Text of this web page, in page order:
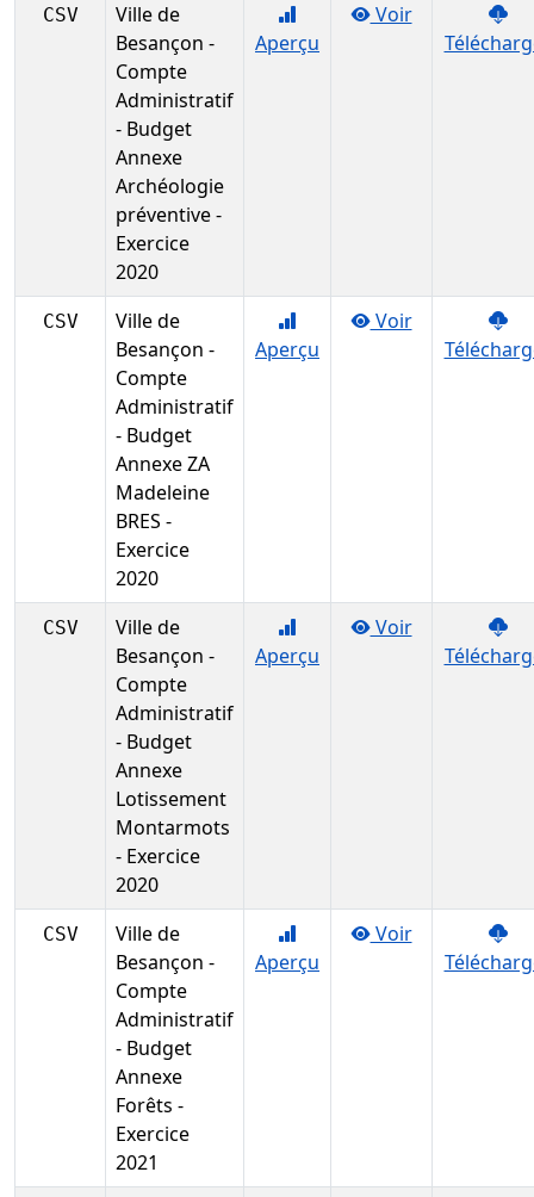
CSV
Ville de
Besançon -
Compte
Administratif
- Budget
Annexe
Archéologie
préventive -
Exercice
2020
Aperçu
Voir
CSV
Ville de
Besançon -
Compte
Administratif
- Budget
Annexe ZA
Madeleine
BRES -
Exercice
2020
Aperçu
Voir
CSV
Ville de
Besançon -
Compte
Administratif
- Budget
Annexe
Lotissement
Montarmots
- Exercice
2020
Aperçu
Voir
CSV
Ville de
Besançon -
Compte
Administratif
- Budget
Annexe
Forêts -
Exercice
2021
Aperçu
Voir